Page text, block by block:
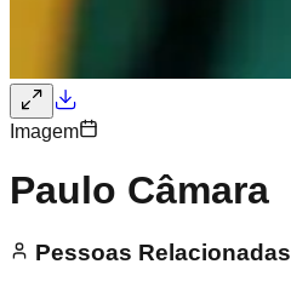
Imagem
Paulo Câmara
Pessoas Relacionadas